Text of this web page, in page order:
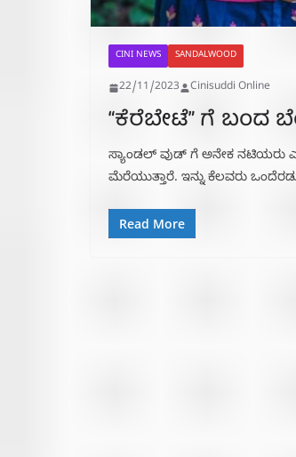
CINI NEWS SANDALWOOD
22/11/2023 Cinisuddi Online
“ಕೆರೆಬೇಟೆ” ಗೆ ಬಂದ
ಸ್ಯಾಂಡಲ್ ವುಡ್ ಗೆ ಅನೇಕ ನಟಿಯರು
ಮೆರೆಯುತ್ತಾರೆ. ಇನ್ನು ಕೆಲವರು
Read More